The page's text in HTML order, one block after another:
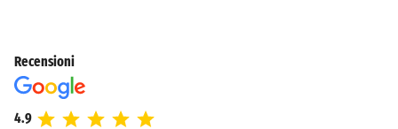
Recensioni
4.9